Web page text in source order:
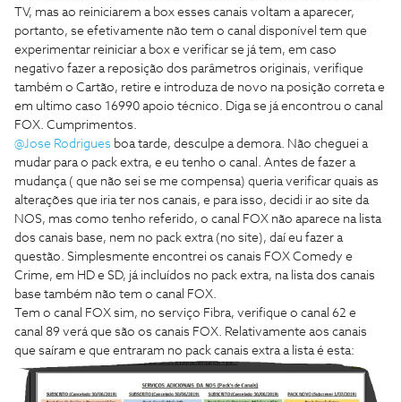
TV, mas ao reiniciarem a box esses canais voltam a aparecer,
portanto, se efetivamente não tem o canal disponível tem que
experimentar reiniciar a box e verificar se já tem, em caso
negativo fazer a reposição dos parâmetros originais, verifique
também o Cartão, retire e introduza de novo na posição correta e
em ultimo caso 16990 apoio técnico. Diga se já encontrou o canal
FOX. Cumprimentos.
@Jose Rodrigues boa tarde, desculpe a demora. Não cheguei a
mudar para o pack extra, e eu tenho o canal. Antes de fazer a
mudança ( que não sei se me compensa) queria verificar quais as
alterações que iria ter nos canais, e para isso, decidi ir ao site da
NOS, mas como tenho referido, o canal FOX não aparece na lista
dos canais base, nem no pack extra (no site), daí eu fazer a
questão. Simplesmente encontrei os canais FOX Comedy e
Crime, em HD e SD, já incluídos no pack extra, na lista dos canais
base também não tem o canal FOX.
Tem o canal FOX sim, no serviço Fibra, verifique o canal 62 e
canal 89 verá que são os canais FOX. Relativamente aos canais
que saíram e que entraram no pack canais extra a lista é esta: